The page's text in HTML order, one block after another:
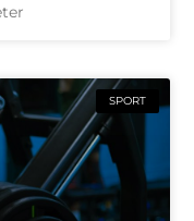
SPORT